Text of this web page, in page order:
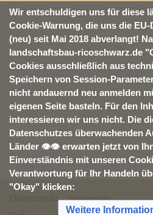
Wir entschuldigen uns für diese
Cookie-Warnung, die uns die
(neu) seit Mai 2018 abverlangt!
landschaftsbau-ricoschwarz.de
Cookies ausschließlich aus
Speichern von Session-
nicht andauernd neu anmelden
eigenen Seite basteln. Für den
interessieren wir uns nicht. Die
Datenschutzes überwachenden
Länder 👁👁 erwarten jetzt von
Einverständnis mit unseren
Verantwortung für Ihr Handeln
"Okay" klicken:
Weitere
Impressum